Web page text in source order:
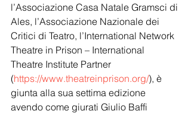
l’Associazione Casa Natale Gramsci di
Ales, l’Associazione Nazionale dei
Critici di Teatro, l’International Network
Theatre in Prison – International
Theatre Institute Partner
(https://www.theatreinprison.org/), è
giunta alla sua settima edizione
avendo come giurati Giulio Baffi